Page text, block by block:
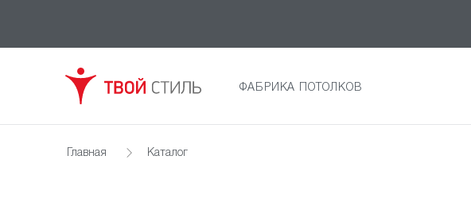
ФАБРИКА ПОТОЛКОВ
Главная Каталог